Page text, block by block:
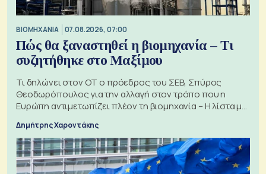
ΒΙΟΜΗΧΑΝΙΑ 07.08.2026, 07:00
Πώς θα ξαναστηθεί η βιομηχανία – Τι
συζητήθηκε στο Μαξίμου
Τι δηλώνει στον ΟΤ ο πρόεδρος του ΣΕΒ, Σπύρος
Θεοδωρόπουλος για την αλλαγή στον τρόπο που η
Ευρώπη αντιμετωπίζει πλέον τη βιομηχανία – Η λίστα με
Δημήτρης Χαροντάκης